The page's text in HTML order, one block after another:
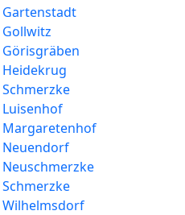
Margaretenhof
Neuendorf